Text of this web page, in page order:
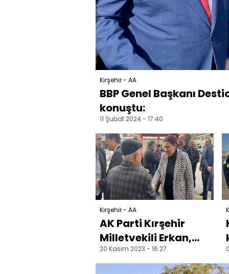
Kırşehir - AA
BBP Genel Başkanı
konuştu:
11 Şubat 2024 - 17:40
Kırşehir - AA
AK Parti Kırşehir
Milletvekili Erkan,
ilçe teşkilatlarıyla
buluştu
20 Kasım 2023 - 16:27